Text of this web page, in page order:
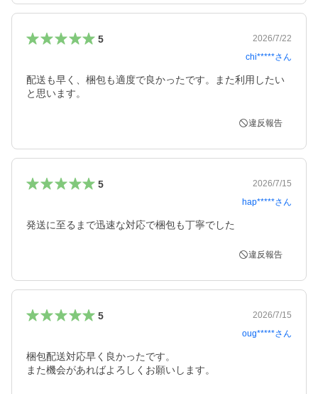
5
2026/7/22
chi*****さん
配送も早く、梱包も適度で良かったです。また利用したい
と思います。
違反報告
5
2026/7/15
hap*****さん
発送に至るまで迅速な対応で梱包も丁寧でした
違反報告
5
2026/7/15
oug*****さん
梱包配送対応早く良かったです。